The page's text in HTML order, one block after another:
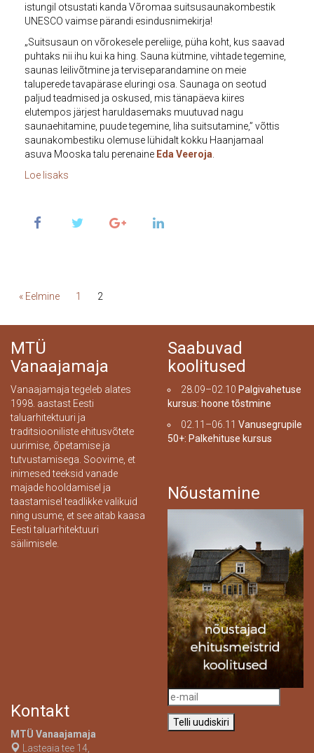
istungil otsustati kanda Võromaa suitsusaunakombestik
UNESCO vaimse pärandi esindusnimekirja!
„Suitsusaun on võrokesele pereliige, püha koht, kus saavad
puhtaks nii ihu kui ka hing. Sauna kütmine, vihtade tegemine,
saunas leilivõtmine ja terviseparandamine on meie
taluperede tavapärase eluringi osa. Saunaga on seotud
paljud teadmised ja oskused, mis tänapäeva kiires
elutempos järjest haruldasemaks muutuvad nagu
saunaehitamine, puude tegemine, liha suitsutamine,” võttis
saunakombestiku olemuse lühidalt kokku Haanjamaal
asuva Mooska talu perenaine Eda Veeroja
Loe lisaks
« Eelmine 1 2
MTÜ
Vanaajamaja
Vanaajamaja tegeleb alates
1998. aastast Eesti
taluarhitektuuri ja
traditsiooniliste ehitusvõtete
uurimise, õpetamise ja
tutvustamisega. Soovime, et
inimesed teeksid vanade
majade hooldamisel ja
taastamisel teadlikke valikuid
ning usume, et see aitab kaasa
Eesti taluarhitektuuri
säilimisele.
Saabuvad
koolitused
28.09–02.10 Palgivahetuse
kursus: hoone tõstmine
02.11–06.11 Vanusegrupile
50+: Palkehituse kursus
Nõustamine
Kontakt
MTÜ Vanaajamaja
Lasteaia tee 14,